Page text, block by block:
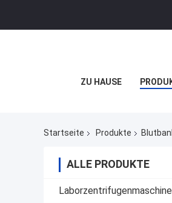
ZU HAUSE
Startseite Produkte
ALLE PRODUKTE
Laborzentrifugenmaschine